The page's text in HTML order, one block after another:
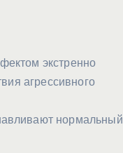
экстренно
агрессивного
нормальный